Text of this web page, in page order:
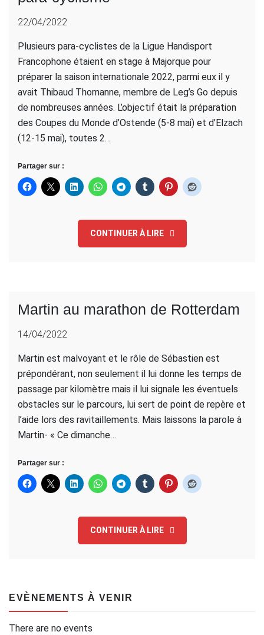
22/04/2022
Plusieurs para-cyclistes de la Ligue Handisport
Francophone étaient en stage à Majorque pour
préparer la saison internationale 2022, parmi eux il y
avait Thibaud Thomanne, membre de Leg’s Go depuis
de nombreuses années. L’objectif était la préparation
des Coupes du Monde d’Ostende (5-8 mai) et d’Elzach
(12-15 mai), toutes 2…
Partager sur :
CONTINUER À LIRE
Martin au marathon de Rotterdam
14/04/2022
Martin est malvoyant et le rôle de Sébastien est
prépondérant, non seulement il lui donne les temps de
passage par kilomètre mais il lui signale les éventuels
obstacles sur le parcours, lui sert de point de repère et
l’aide lors des ravitaillements. Mais laissons la parole à
Martin- « Ce dimanche…
Partager sur :
CONTINUER À LIRE
EVÈNEMENTS À VENIR
There are no events